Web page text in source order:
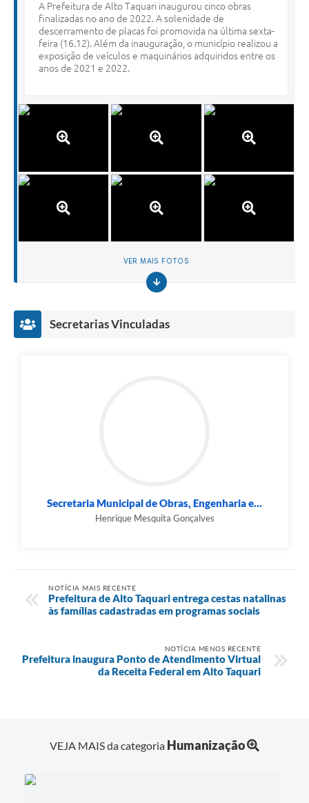
A Prefeitura de Alto Taquari inaugurou cinco obras
finalizadas no ano de 2022. A solenidade de
descerramento de placas foi promovida na última sexta-
feira (16.12). Além da inauguração, o município realizou a
exposição de veículos e maquinários adquiridos entre os
anos de 2021 e 2022.
VER MAIS FOTOS
Secretarias Vinculadas
Secretaria Municipal de Obras, Engenharia e...
Henrique Mesquita Gonçalves
NOTÍCIA MAIS RECENTE
Prefeitura de Alto Taquari entrega cestas natalinas
às famílias cadastradas em programas sociais
NOTÍCIA MENOS RECENTE
Prefeitura inaugura Ponto de Atendimento Virtual
da Receita Federal em Alto Taquari
VEJA MAIS da categoria Humanização